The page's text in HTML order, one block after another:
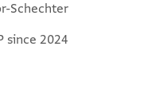
Schechter
since 2024